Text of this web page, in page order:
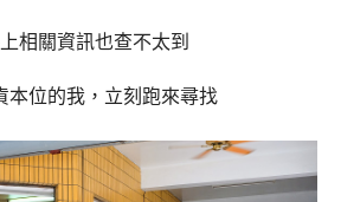
相關資訊也查不太到
本位的我，立刻跑來尋找